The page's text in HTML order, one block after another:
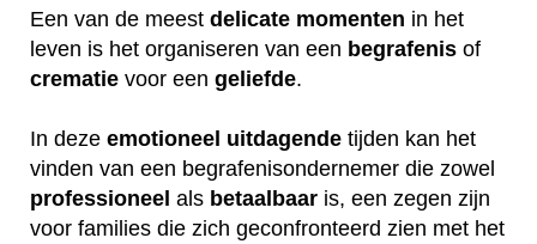
Een van de meest delicate momenten in het
leven is het organiseren van een begrafenis of
crematie voor een geliefde.
In deze emotioneel uitdagende tijden kan het
vinden van een begrafenisondernemer die zowel
professioneel als betaalbaar is, een zegen zijn
voor families die zich geconfronteerd zien met het